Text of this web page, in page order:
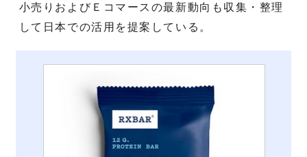
小売りおよびＥコマースの最新動向も収集・整理
して日本での活用を提案している。